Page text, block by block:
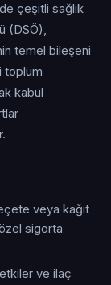
çeşitli sağlık
(DSÖ),
temel bileşeni
toplum
kabul
veya kağıt
sigorta
ve ilaç